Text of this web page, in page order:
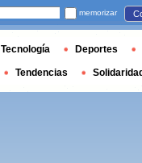
memorizar
Tecnología Deportes
Tendencias Solidaridad